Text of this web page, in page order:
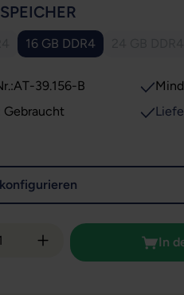
Option ist zurzeit nicht verfügbar.)
16 GB DDR4
AT-39.156-B
Gebraucht
Anzahl: Gib den In